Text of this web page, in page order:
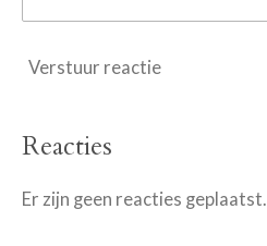
Verstuur reactie
Reacties
Er zijn geen reacties geplaatst.